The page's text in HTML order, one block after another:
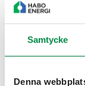
Samtycke
Denna
Fjärrvärme
Internet
Elnät
Lokaler
Om oss
Kundservice
Privat